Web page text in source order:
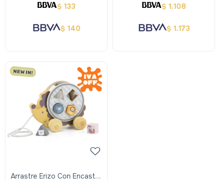
$ 133
$ 140
$ 1.108
$ 1.173
Arrastre Erizo Con Encastre